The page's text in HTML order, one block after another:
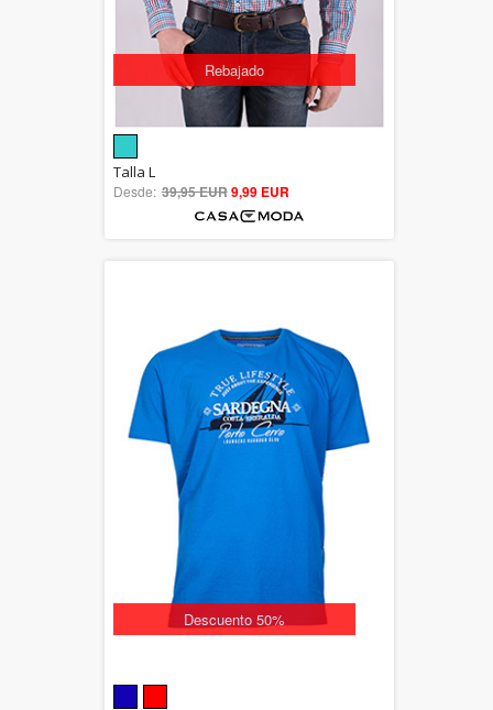
Rebajado
out of 5
Talla L
Desde: 39,95 EUR9,99 EUR
Descuento 50%